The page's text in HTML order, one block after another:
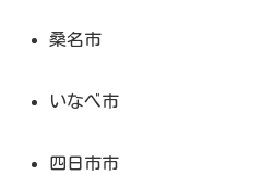
桑名市
いなべ市
四日市市